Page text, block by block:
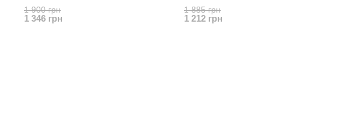
1 900 грн
1 346 грн
1 885 грн
1 212 грн